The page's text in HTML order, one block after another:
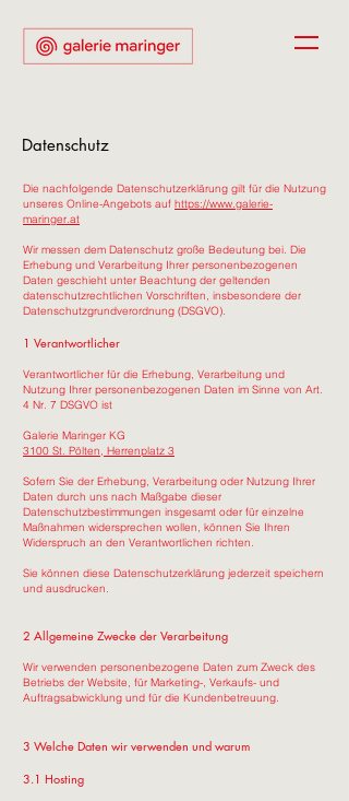
Datenschutz
Die nachfolgende Datenschutzerklärung gilt für die Nutzung
unseres Online-Angebots auf https://www.galerie-
maringer.at
Wir messen dem Datenschutz große Bedeutung bei. Die
Erhebung und Verarbeitung Ihrer personenbezogenen
Daten geschieht unter Beachtung der geltenden
datenschutzrechtlichen Vorschriften, insbesondere der
Datenschutzgrundverordnung (DSGVO).
1 Verantwortlicher
Verantwortlicher für die Erhebung, Verarbeitung und
Nutzung Ihrer personenbezogenen Daten im Sinne von Art.
4 Nr. 7 DSGVO ist
Galerie Maringer KG
3100 St. Pölten, Herrenplatz 3
Sofern Sie der Erhebung, Verarbeitung oder Nutzung Ihrer
Daten durch uns nach Maßgabe dieser
Datenschutzbestimmungen insgesamt oder für einzelne
Maßnahmen widersprechen wollen, können Sie Ihren
Widerspruch an den Verantwortlichen richten.
Sie können diese Datenschutzerklärung jederzeit speichern
und ausdrucken.
2 Allgemeine Zwecke der Verarbeitung
Wir verwenden personenbezogene Daten zum Zweck des
Betriebs der Website, für Marketing-, Verkaufs- und
Auftragsabwicklung und für die Kundenbetreuung.
3 Welche Daten wir verwenden und warum
3.1 Hosting